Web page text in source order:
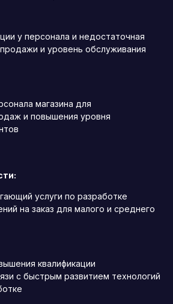
у персонала и недостаточная
и уровень обслуживания
магазина для
и повышения уровня
услуги по разработке
на заказ для малого и среднего
квалификации
с быстрым развитием технологий